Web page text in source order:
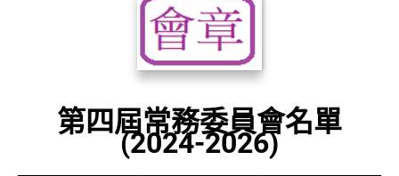
第四屆常務委員會名單
(2024-2026)